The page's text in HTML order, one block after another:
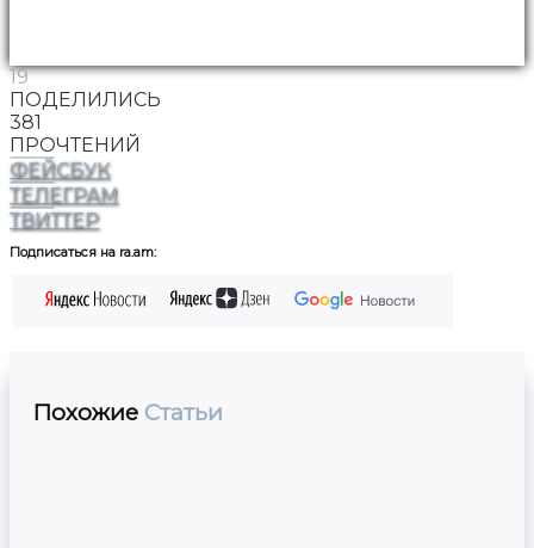
19
ПОДЕЛИЛИСЬ
381
ПРОЧТЕНИЙ
ФЕЙСБУК
ТЕЛЕГРАМ
ТВИТТЕР
Подписаться на ra.am:
Похожие Статьи